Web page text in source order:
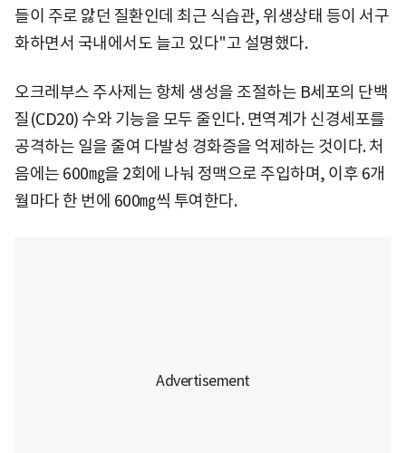
들이 주로 앓던 질환인데 최근 식습관, 위생상태 등이 서구
화하면서 국내에서도 늘고 있다"고 설명했다.
오크레부스 주사제는 항체 생성을 조절하는 B세포의 단백
질(CD20) 수와 기능을 모두 줄인다. 면역계가 신경세포를
공격하는 일을 줄여 다발성 경화증을 억제하는 것이다. 처
음에는 600㎎을 2회에 나눠 정맥으로 주입하며, 이후 6개
월마다 한 번에 600㎎씩 투여한다.